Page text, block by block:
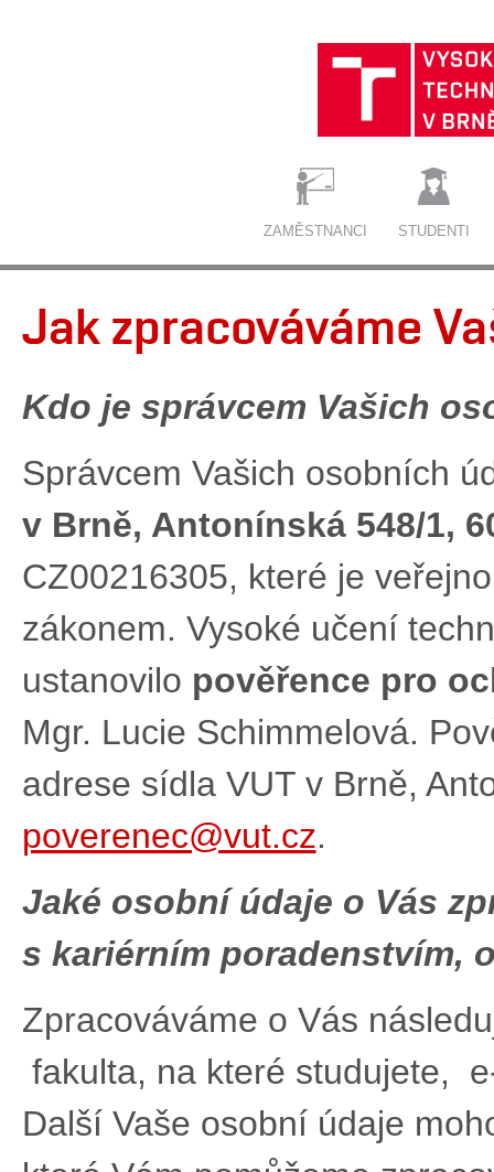
ZAMĚSTNANCI STUDENTI
Jak zpracováváme
Kdo je správcem Vašich
Správcem Vašich osobních
v Brně, Antonínská 548/1,
CZ00216305, které je
zákonem. Vysoké učení
ustanovilo pověřence pro
Mgr. Lucie Schimmelová.
adrese sídla VUT v Brně,
poverenec@vut.cz.
Jaké osobní údaje o Vás
s kariérním poradenstvím,
Zpracováváme o Vás
fakulta, na které studujete,
Další Vaše osobní údaje